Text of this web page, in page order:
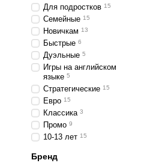
Для подростков 15
Семейные 15
Новичкам 13
Быстрые 6
Дуэльные 5
Игры на английском
языке 5
Стратегические 15
Евро 15
Классика 3
Промо 9
10-13 лет 15
Бренд